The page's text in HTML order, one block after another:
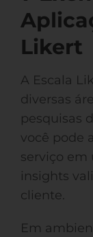
Likert
A Escala
diversas
pesquisas
você pode
serviço em
insights
cliente.
Em